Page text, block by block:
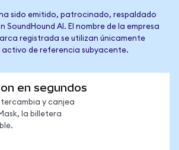
sido emitido, patrocinado, respaldado
SoundHound AI. El nombre de la empresa
registrada se utilizan únicamente
de referencia subyacente.
en segundos
y canjea
la billetera